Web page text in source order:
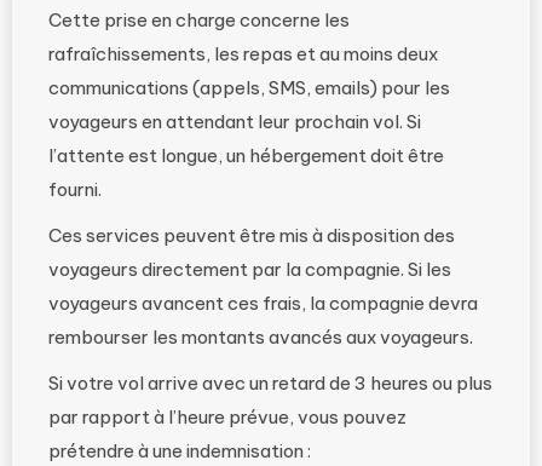
Cette prise en charge concerne les
rafraîchissements, les repas et au moins deux
communications (appels, SMS, emails) pour les
voyageurs en attendant leur prochain vol. Si
l’attente est longue, un hébergement doit être
fourni.
Ces services peuvent être mis à disposition des
voyageurs directement par la compagnie. Si les
voyageurs avancent ces frais, la compagnie devra
rembourser les montants avancés aux voyageurs.
Si votre vol arrive avec un retard de 3 heures ou plus
par rapport à l’heure prévue, vous pouvez
prétendre à une indemnisation :